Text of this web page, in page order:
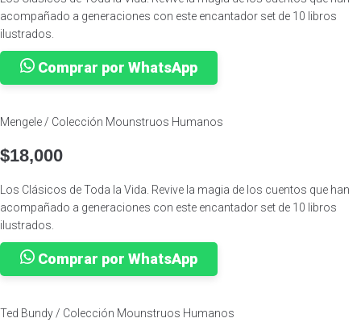
acompañado a generaciones con este encantador set de 10 libros
ilustrados.
Comprar por WhatsApp
Mengele / Colección Mounstruos Humanos
$18,000
Los Clásicos de Toda la Vida. Revive la magia de los cuentos que han
acompañado a generaciones con este encantador set de 10 libros
ilustrados.
Comprar por WhatsApp
Ted Bundy / Colección Mounstruos Humanos